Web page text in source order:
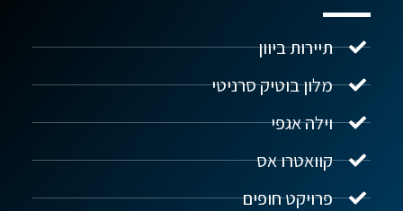
תיירות ביוון
מלון בוטיק סרניטי
וילה אגפי
קוואטרו אס
פרויקט חופים
נדל"ן ביוון G.R.E
שלום! איך אפשר לעזור?